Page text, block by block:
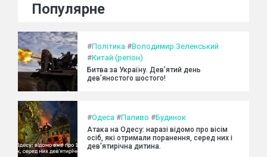
Популярне
#Політика #Володимир Зеленський
#Китай (регіон)
Битва за Україну. Дев’ятий день
дев’яностого шостого!
#Одеса #Паливо #Будинок
Атака на Одесу: наразі відомо про вісім
осіб, які отримали поранення, серед них і
дев'ятирічна дитина.